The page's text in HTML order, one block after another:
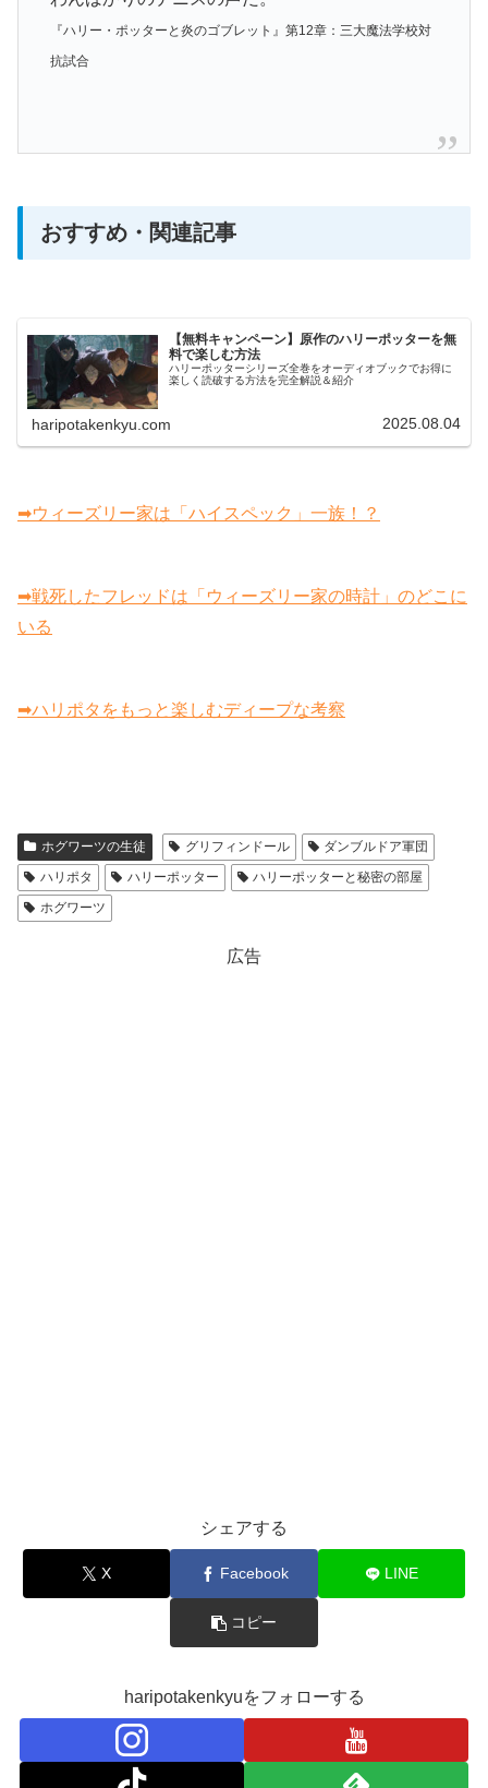
『ハリー・ポッターと炎のゴブレット』第12章：三大魔法学校対
抗試合
おすすめ・関連記事
【無料キャンペーン】原作のハリーポッターを無
料で楽しむ方法
ハリーポッターシリーズ全巻をオーディオブックでお得に
楽しく読破する方法を完全解説＆紹介
haripotakenkyu.com 2025.08.04
➡ウィーズリー家は「ハイスペック」一族！？
➡戦死したフレッドは「ウィーズリー家の時計」のどこに
いる
➡ハリポタをもっと楽しむディープな考察
ホグワーツの生徒 グリフィンドール
ダンブルドア軍団
ハリポタ
ハリーポッター
ハリーポッターと秘密の部屋
ホグワーツ
広告
シェアする
X Facebook LINE
コピー
haripotakenkyuをフォローする